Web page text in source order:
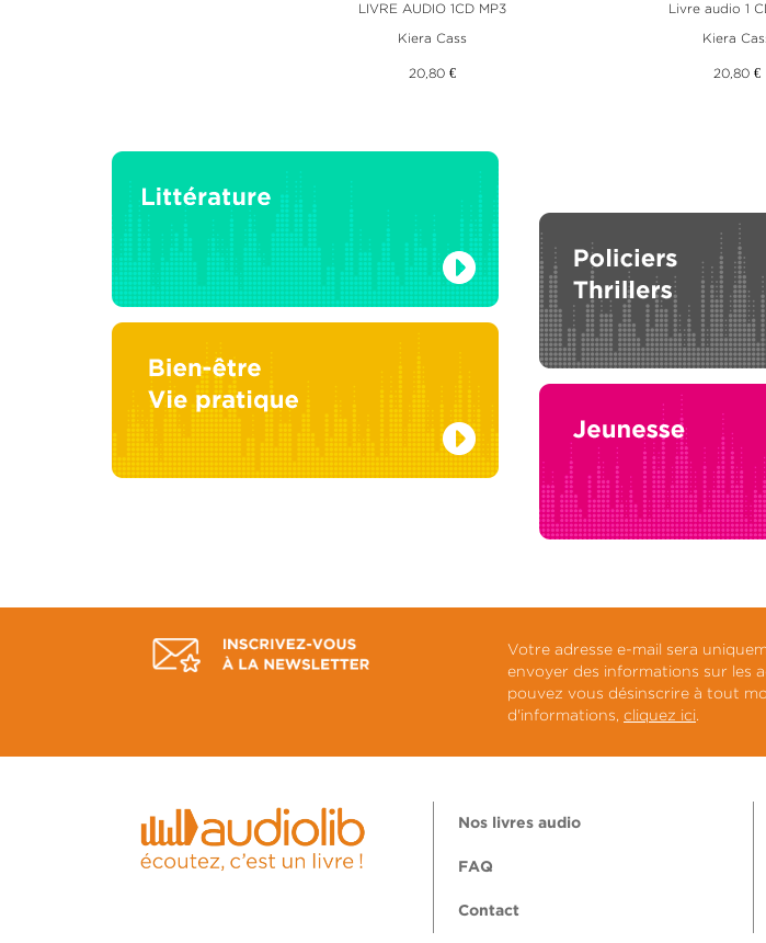
LIVRE AUDIO 1CD MP3
Kiera Cass
20,80 €
Livre audio 1
Kiera
20,80 €
Votre adresse e-mail sera
envoyer des informations sur les
pouvez vous désinscrire à tout
d'informations, cliquez ici.
Nos livres audio
FAQ
Contact